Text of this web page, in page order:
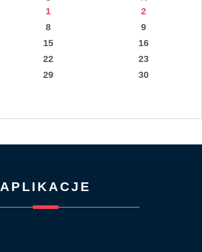
1
2
8
9
15
16
22
23
29
30
APLIKACJE